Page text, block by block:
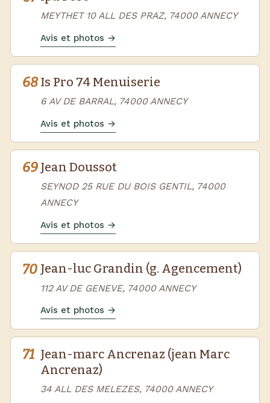
MEYTHET 10 ALL DES PRAZ, 74000 ANNECY
Avis et photos →
68 Is Pro 74 Menuiserie
6 AV DE BARRAL, 74000 ANNECY
Avis et photos →
69 Jean Doussot
SEYNOD 25 RUE DU BOIS GENTIL, 74000
ANNECY
Avis et photos →
70 Jean-luc Grandin (g. Agencement)
112 AV DE GENEVE, 74000 ANNECY
Avis et photos →
71 Jean-marc Ancrenaz (jean Marc
Ancrenaz)
34 ALL DES MELEZES, 74000 ANNECY